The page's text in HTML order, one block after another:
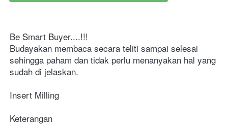
Be Smart Buyer....!!!
Budayakan membaca secara teliti sampai selesai
sehingga paham dan tidak perlu menanyakan hal yang
sudah di jelaskan.
Insert Milling
Keterangan